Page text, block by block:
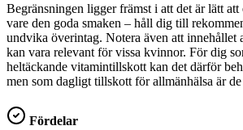
Begränsningen ligger främst i att det är lätt
vare den goda smaken – håll dig till
undvika överintag. Notera även att innehållet
kan vara relevant för vissa kvinnor. För dig
heltäckande vitamintillskott kan det därför
men som dagligt tillskott för allmänhälsa är de
Fördelar